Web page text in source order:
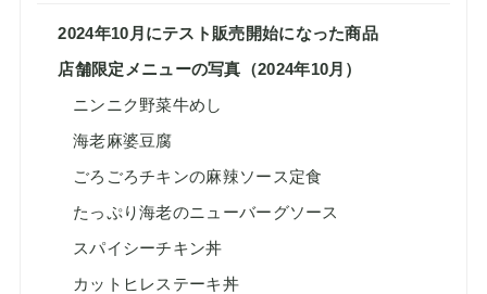
2024年10月にテスト販売開始になった商品
店舗限定メニューの写真（2024年10月）
ニンニク野菜牛めし
海老麻婆豆腐
ごろごろチキンの麻辣ソース定食
たっぷり海老のニューバーグソース
スパイシーチキン丼
カットヒレステーキ丼